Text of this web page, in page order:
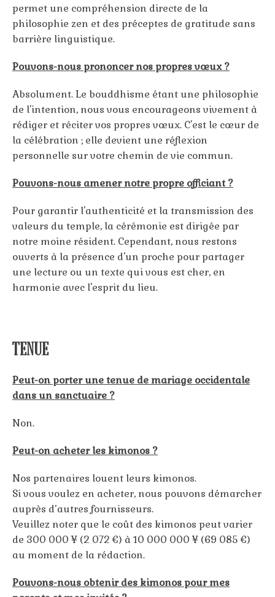
permet une compréhension directe de la
philosophie zen et des préceptes de gratitude sans
barrière linguistique.
Pouvons-nous prononcer nos propres vœux ?
Absolument. Le bouddhisme étant une philosophie
de l'intention, nous vous encourageons vivement à
rédiger et réciter vos propres vœux. C'est le cœur de
la célébration ; elle devient une réflexion
personnelle sur votre chemin de vie commun.
Pouvons-nous amener notre propre officiant ?
Pour garantir l'authenticité et la transmission des
valeurs du temple, la cérémonie est dirigée par
notre moine résident. Cependant, nous restons
ouverts à la présence d'un proche pour partager
une lecture ou un texte qui vous est cher, en
harmonie avec l'esprit du lieu.
TENUE
Peut-on porter une tenue de mariage occidentale
dans un sanctuaire ?
Non.
Peut-on acheter les kimonos ?
Nos partenaires louent leurs kimonos.
Si vous voulez en acheter, nous pouvons démarcher
auprès d’autres fournisseurs.
Veuillez noter que le coût des kimonos peut varier
de 300 000 ¥ (2 072 €) à 10 000 000 ¥ (69 085 €)
au moment de la rédaction.
Pouvons-nous obtenir des kimonos pour mes